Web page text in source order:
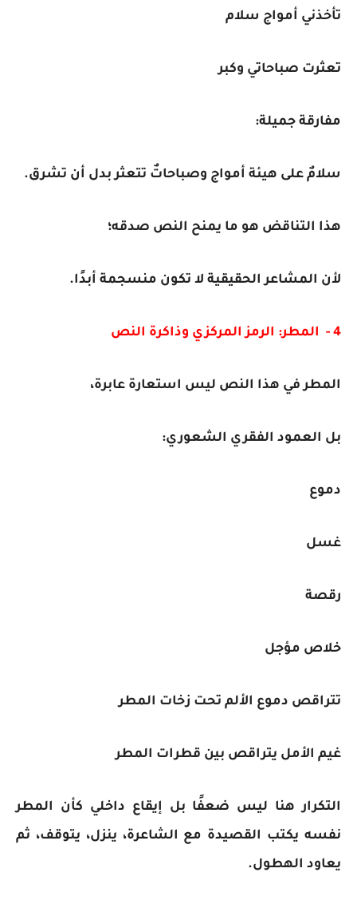
تأخذني أمواج سلام
تعثرت صباحاتي وكبر
مفارقة جميلة:
سلامٌ على هيئة أمواج وصباحاتٌ تتعثر بدل أن تشرق.
هذا التناقض هو ما يمنح النص صدقه؛
لأن المشاعر الحقيقية لا تكون منسجمة أبدًا.
4 - المطر: الرمز المركزي وذاكرة النص
المطر في هذا النص ليس استعارة عابرة،
بل العمود الفقري الشعوري:
دموع
غسل
رقصة
خلاص مؤجل
تتراقص دموع الألم تحت زخات المطر
غيم الأمل يتراقص بين قطرات المطر
التكرار هنا ليس ضعفًا بل إيقاع داخلي كأن المطر
نفسه يكتب القصيدة مع الشاعرة، ينزل، يتوقف، ثم
يعاود الهطول.